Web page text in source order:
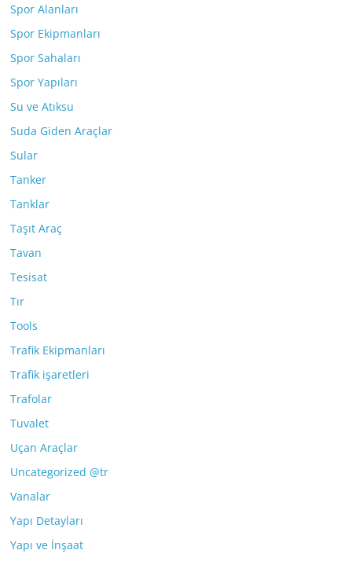
Spor Alanları
Spor Ekipmanları
Spor Sahaları
Spor Yapıları
Su ve Atıksu
Suda Giden Araçlar
Sular
Tanker
Tanklar
Taşıt Araç
Tavan
Tesisat
Tır
Tools
Trafik Ekipmanları
Trafik işaretleri
Trafolar
Tuvalet
Uçan Araçlar
Uncategorized @tr
Vanalar
Yapı Detayları
Yapı ve İnşaat